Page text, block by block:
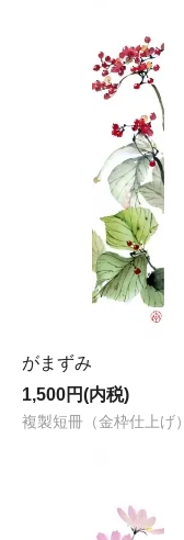
がまずみ
1,500円(内税)
複製短冊（金枠仕上げ）